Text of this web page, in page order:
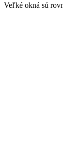
Veľké okná sú